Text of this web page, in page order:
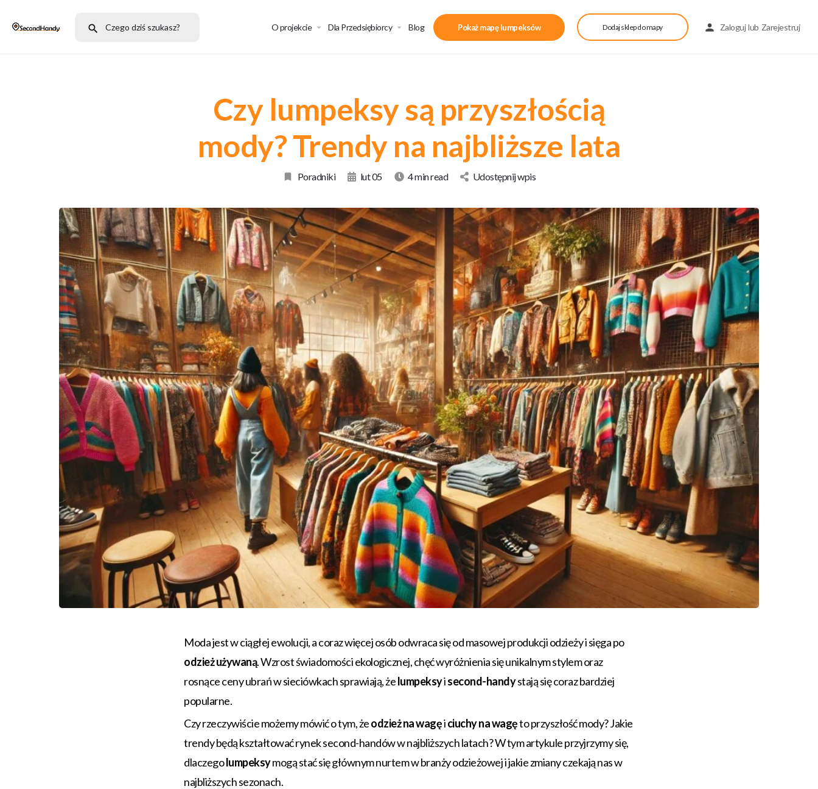
O projekcie Dla Przedsiębiorcy Blog Pokaż mapę lumpeksów Dodaj sklep do mapy Zaloguj lub Zarejestruj
Czy lumpeksy są przyszłością
mody? Trendy na najbliższe lata
Poradniki lut 05 4 min read Udostępnij wpis
Moda jest w ciągłej ewolucji, a coraz więcej osób odwraca się od masowej produkcji odzieży i sięga po
odzież używaną. Wzrost świadomości ekologicznej, chęć wyróżnienia się unikalnym stylem oraz
rosnące ceny ubrań w sieciówkach sprawiają, żelumpeksyisecond-handystają się coraz bardziej
popularne.
Czy rzeczywiście możemy mówić o tym, żeodzież na wagęiciuchy na wagęto przyszłość mody? Jakie
trendy będą kształtować rynek second-handów w najbliższych latach? W tym artykule przyjrzymy się,
dlaczegolumpeksymogą stać się głównym nurtem w branży odzieżowej i jakie zmiany czekają nas w
najbliższych sezonach.